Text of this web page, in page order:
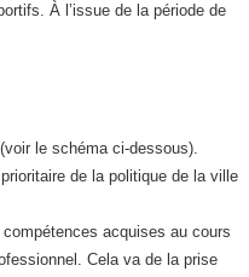
À l’issue de la période de
le schéma ci-dessous).
de la politique de la ville
acquises au cours
Cela va de la prise